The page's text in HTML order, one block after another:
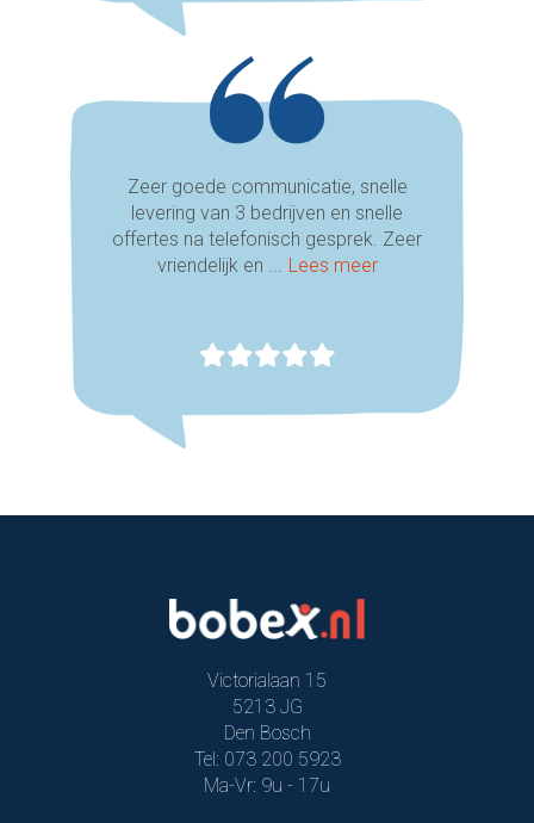
Zeer goede communicatie, snelle
levering van 3 bedrijven en snelle
offertes na telefonisch gesprek. Zeer
vriendelijk en ... Lees meer
Victorialaan 15
5213 JG
Den Bosch
Tel: 073 200 5923
Ma-Vr: 9u - 17u